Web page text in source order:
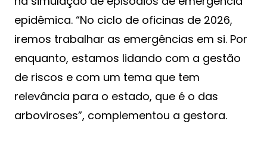
epidêmica. “No ciclo de oficinas de 2026,
iremos trabalhar as emergências em si. Por
enquanto, estamos lidando com a gestão
de riscos e com um tema que tem
relevância para o estado, que é o das
arboviroses”, complementou a gestora.